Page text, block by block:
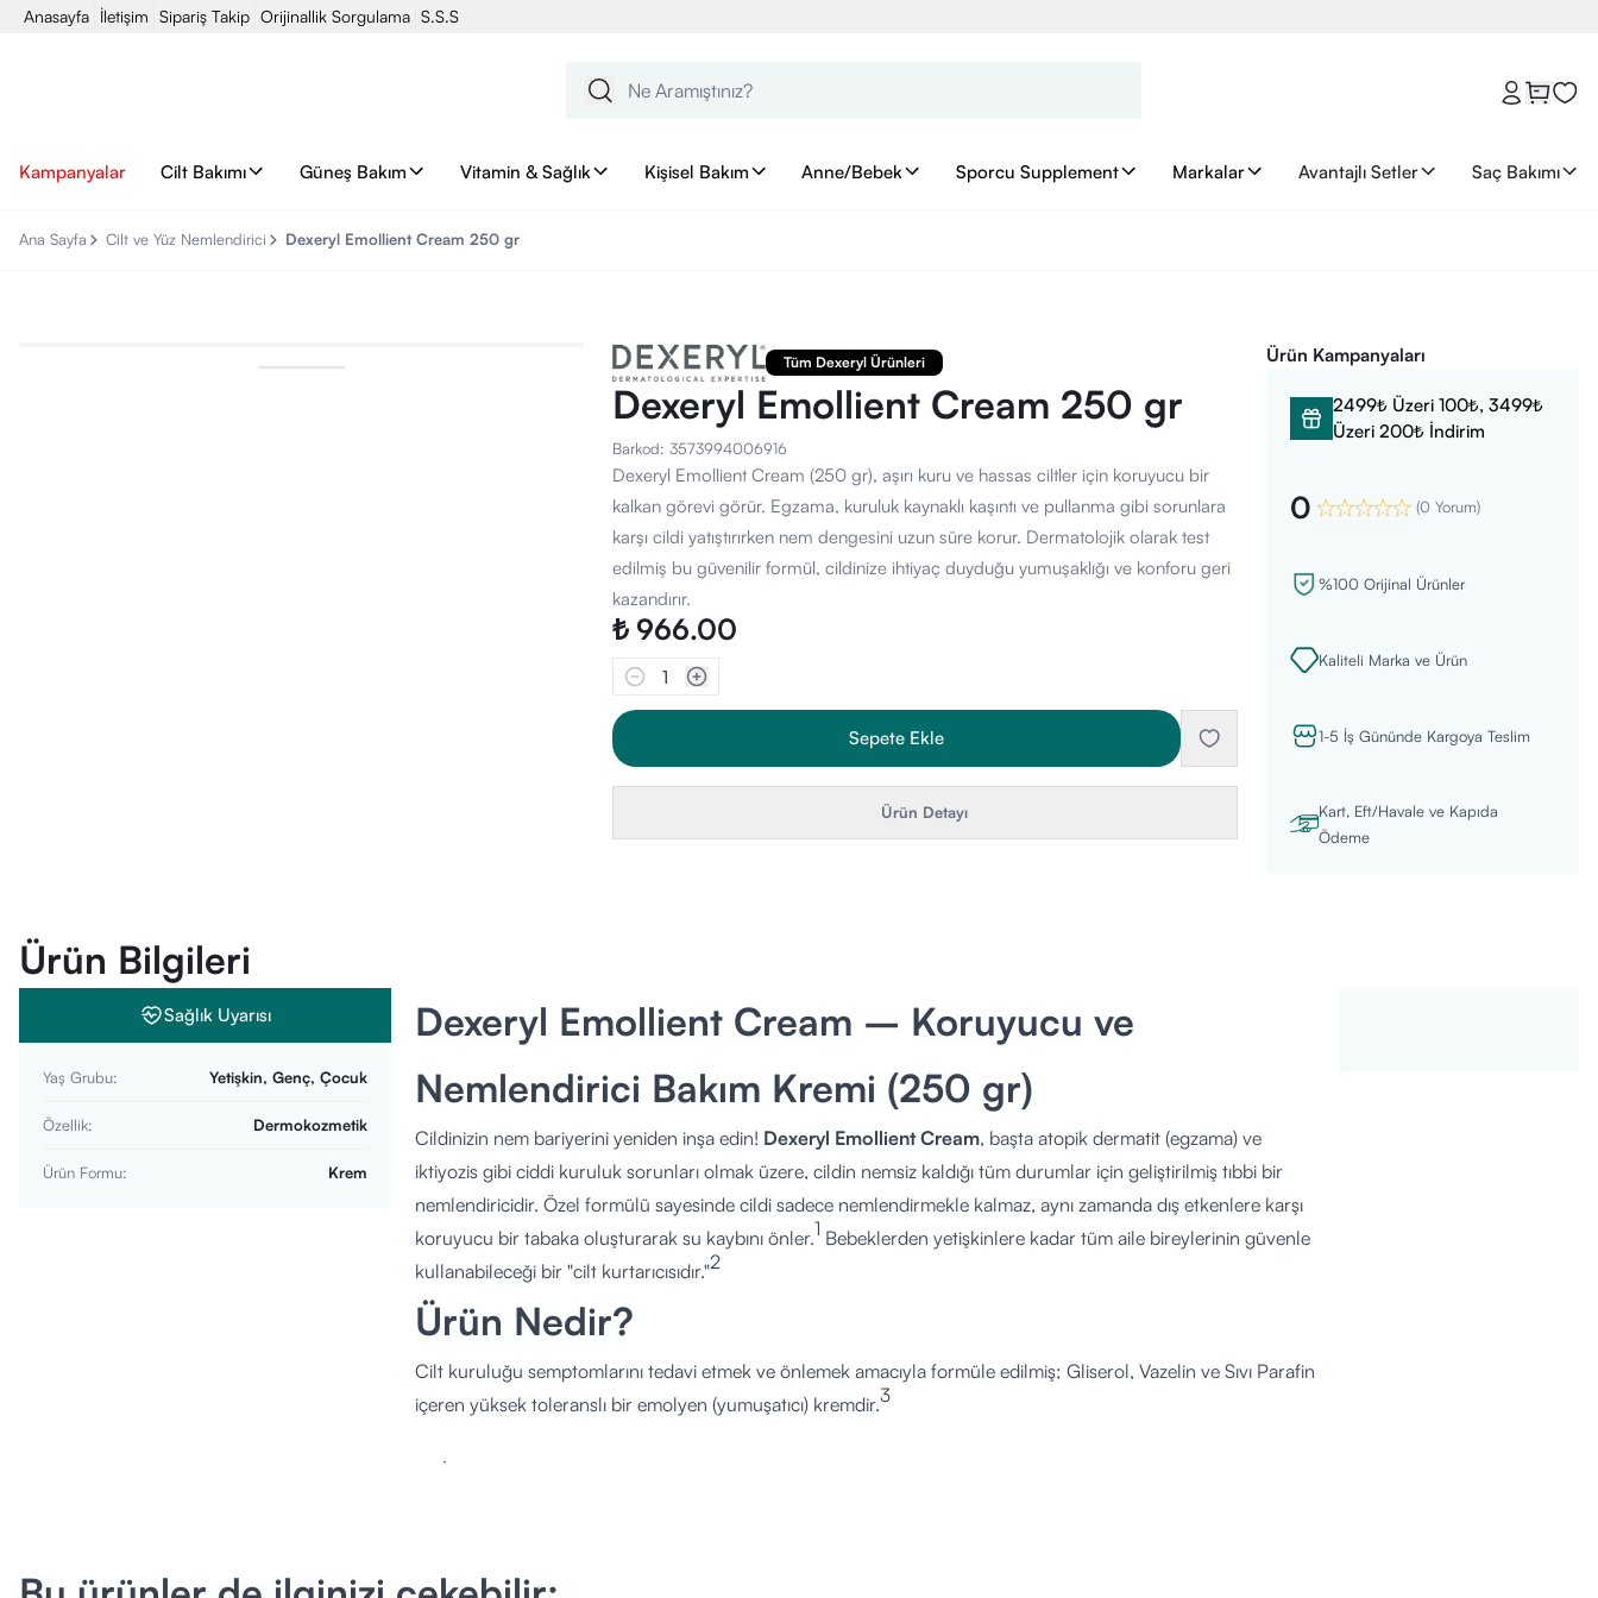
Anasayfa İletişim Sipariş Takip Orijinallik Sorgulama S.S.S
Kampanyalar Cilt Bakımı Güneş Bakım Vitamin & Sağlık Kişisel Bakım Anne/Bebek Sporcu Supplement Markalar Avantajlı Setler Saç Bakımı
Ana Sayfa Cilt ve Yüz Nemlendirici Dexeryl Emollient Cream 250 gr
Tüm Dexeryl Ürünleri
Dexeryl Emollient Cream 250 gr
Barkod: 3573994006916
Dexeryl Emollient Cream (250 gr), aşırı kuru ve hassas ciltler için koruyucu bir
kalkan görevi görür. Egzama, kuruluk kaynaklı kaşıntı ve pullanma gibi sorunlara
karşı cildi yatıştırırken nem dengesini uzun süre korur. Dermatolojik olarak test
edilmiş bu güvenilir formül, cildinize ihtiyaç duyduğu yumuşaklığı ve konforu geri
kazandırır.
₺ 966.00
1
Sepete Ekle
Ürün Detayı
Ürün Kampanyaları
2499₺ Üzeri 100₺, 3499₺
Üzeri 200₺ İndirim
0 (0 Yorum)
%100 Orijinal Ürünler
Kaliteli Marka ve Ürün
1-5 İş Gününde Kargoya Teslim
Kart, Eft/Havale ve Kapıda
Ödeme
Ürün Bilgileri
Sağlık Uyarısı
Yaş Grubu: Yetişkin, Genç, Çocuk
Özellik: Dermokozmetik
Ürün Formu: Krem
Dexeryl Emollient Cream – Koruyucu ve
Nemlendirici Bakım Kremi (250 gr)
Cildinizin nem bariyerini yeniden inşa edin! Dexeryl Emollient Cream, başta atopik dermatit (egzama) ve
iktiyozis gibi ciddi kuruluk sorunları olmak üzere, cildin nemsiz kaldığı tüm durumlar için geliştirilmiş tıbbi bir
nemlendiricidir. Özel formülü sayesinde cildi sadece nemlendirmekle kalmaz, aynı zamanda dış etkenlere karşı
koruyucu bir tabaka oluşturarak su kaybını önler.1 Bebeklerden yetişkinlere kadar tüm aile bireylerinin güvenle
kullanabileceği bir "cilt kurtarıcısıdır."2
Ürün Nedir?
Cilt kuruluğu semptomlarını tedavi etmek ve önlemek amacıyla formüle edilmiş; Gliserol, Vazelin ve Sıvı Parafin
içeren yüksek toleranslı bir emolyen (yumuşatıcı) kremdir.3
Ne İşe Yarar?